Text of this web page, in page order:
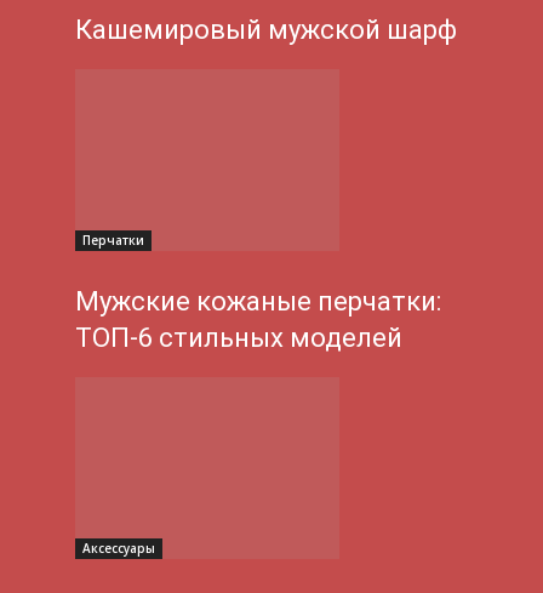
Кашемировый мужской шарф
Перчатки
Мужские кожаные перчатки:
ТОП-6 стильных моделей
Аксессуары